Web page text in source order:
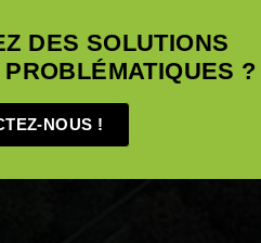
DES SOLUTIONS
?
NOUS !